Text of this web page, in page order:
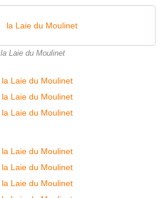
la Laie du Moulinet
la Laie du Moulinet